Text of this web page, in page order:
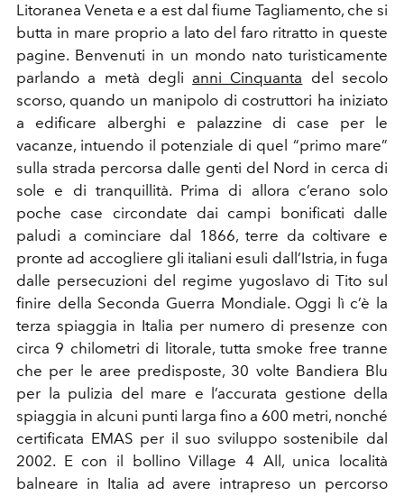
Litoranea Veneta e a est dal fiume Tagliamento, che si
butta in mare proprio a lato del faro ritratto in queste
pagine. Benvenuti in un mondo nato turisticamente
parlando a metà degli anni Cinquanta del secolo
scorso, quando un manipolo di costruttori ha iniziato
a edificare alberghi e palazzine di case per le
vacanze, intuendo il potenziale di quel “primo mare”
sulla strada percorsa dalle genti del Nord in cerca di
sole e di tranquillità. Prima di allora c’erano solo
poche case circondate dai campi bonificati dalle
paludi a cominciare dal 1866, terre da coltivare e
pronte ad accogliere gli italiani esuli dall’Istria, in fuga
dalle persecuzioni del regime yugoslavo di Tito sul
finire della Seconda Guerra Mondiale. Oggi lì c’è la
terza spiaggia in Italia per numero di presenze con
circa 9 chilometri di litorale, tutta smoke free tranne
che per le aree predisposte, 30 volte Bandiera Blu
per la pulizia del mare e l’accurata gestione della
spiaggia in alcuni punti larga fino a 600 metri, nonché
certificata EMAS per il suo sviluppo sostenibile dal
2002. E con il bollino Village 4 All, unica località
balneare in Italia ad avere intrapreso un percorso